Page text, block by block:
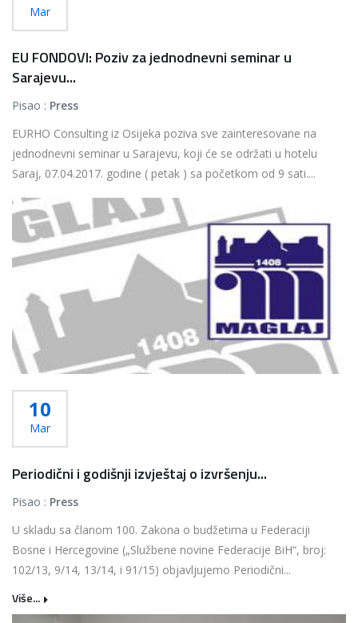
Mar
EU FONDOVI: Poziv za jednodnevni seminar u
Sarajevu...
Pisao : Press
EURHO Consulting iz Osijeka poziva sve zainteresovane na
jednodnevni seminar u Sarajevu, koji će se održati u hotelu
Saraj, 07.04.2017. godine ( petak ) sa početkom od 9 sati....
Više...
10
Mar
Periodični i godišnji izvještaj o izvršenju...
Pisao : Press
U skladu sa članom 100. Zakona o budžetima u Federaciji
Bosne i Hercegovine („Službene novine Federacije BiH“, broj:
102/13, 9/14, 13/14, i 91/15) objavljujemo Periodični...
Više...